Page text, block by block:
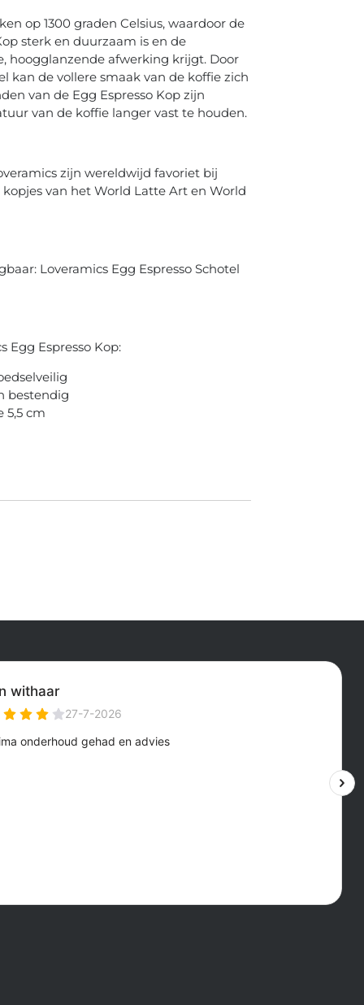
op 1300 graden Celsius, waardoor de
sterk en duurzaam is en de
hoogglanzende afwerking krijgt. Door
kan de vollere smaak van de koffie zich
van de Egg Espresso Kop zijn
van de koffie langer vast te houden.
zijn wereldwijd favoriet bij
van het World Latte Art en World
Loveramics Egg Espresso Schotel
Egg Espresso Kop:
bestendig
5,5 cm